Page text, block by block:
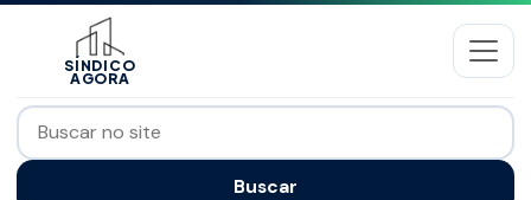
SÍNDICO
AGORA
Buscar